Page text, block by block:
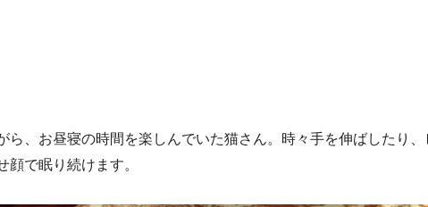
ら、お昼寝の時間を楽しんでいた猫さん。時々手を伸ばしたり、
顔で眠り続けます。